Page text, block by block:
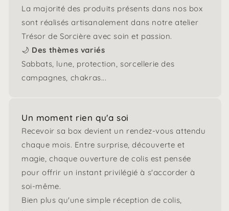
La majorité des produits présents dans nos box
sont réalisés artisanalement dans notre atelier
Trésor de Sorcière avec soin et passion.
🌙 Des thèmes variés
Sabbats, lune, protection, sorcellerie des
campagnes, chakras...
Un moment rien qu'a soi
Recevoir sa box devient un rendez-vous attendu
chaque mois. Entre surprise, découverte et
magie, chaque ouverture de colis est pensée
pour offrir un instant privilégié à s'accorder à
soi-même.
Bien plus qu'une simple réception de colis,